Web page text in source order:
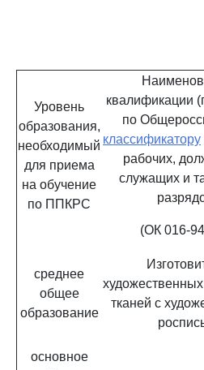
Уровень
образования,
необходимый
для приема
на обучение
по ППКРС
квалификации
по
классификатору
рабочих,
служащих и
(ОК 016-
среднее
общее
образование
тканей с
основное